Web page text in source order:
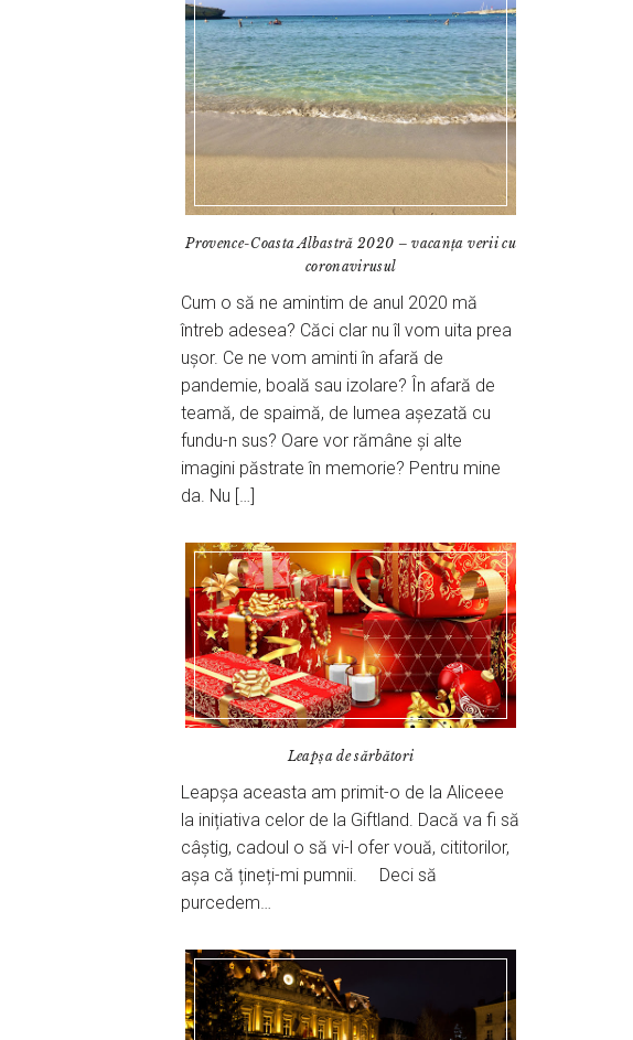
Provence-Coasta Albastră 2020 – vacanța verii cu
coronavirusul
Cum o să ne amintim de anul 2020 mă
întreb adesea? Căci clar nu îl vom uita prea
ușor. Ce ne vom aminti în afară de
pandemie, boală sau izolare? În afară de
teamă, de spaimă, de lumea așezată cu
fundu-n sus? Oare vor rămâne și alte
imagini păstrate în memorie? Pentru mine
da. Nu […]
Leapșa de sărbători
Leapșa aceasta am primit-o de la Aliceee
la inițiativa celor de la Giftland. Dacă va fi să
câștig, cadoul o să vi-l ofer vouă, cititorilor,
așa că țineți-mi pumnii. Deci să
purcedem…